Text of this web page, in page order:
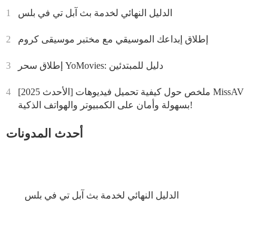
1 الدليل النهائي لخدمة بث آبل تي في بلس
2 إطلاق إبداعك الموسيقي مع مختبر موسيقى كروم
3 إطلاق سحر YoMovies: دليل للمبتدئين
4
[الأحدث 2025] ملخص حول كيفية تحميل فيديوهات MissAV
بسهولة وأمان على الكمبيوتر والهواتف الذكية!
أحدث المدونات
الدليل النهائي لخدمة بث آبل تي في بلس